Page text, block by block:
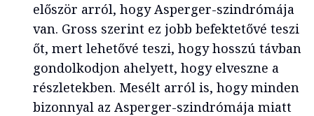
először arról, hogy Asperger-szindrómája
van. Gross szerint ez jobb befektetővé teszi
őt, mert lehetővé teszi, hogy hosszú távban
gondolkodjon ahelyett, hogy elveszne a
részletekben. Mesélt arról is, hogy minden
bizonnyal az Asperger-szindrómája miatt